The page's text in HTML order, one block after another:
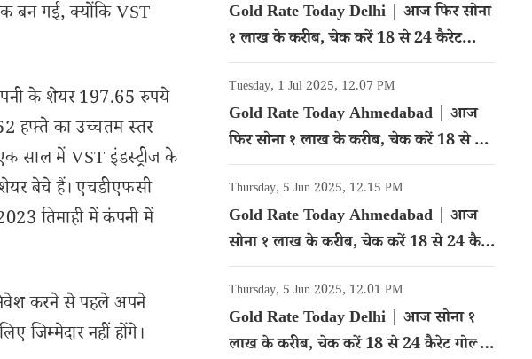
बन गई, क्योंकि VST
के शेयर 197.65 रुपये
हफ्ते का उच्चतम स्तर
साल में VST इंडस्ट्रीज के
बेचे हैं। एचडीएफसी
तिमाही में कंपनी में
करने से पहले अपने
जिम्मेदार नहीं होंगे।
Gold Rate Today Delhi | आज फिर सोना
१ लाख के करीब, चेक करें 18 से 24 कैरेट
गोल्ड का रेट
Tuesday, 1 Jul 2025, 12.07 PM
Gold Rate Today Ahmedabad | आज
फिर सोना १ लाख के करीब, चेक करें 18 से 24
कैरेट गोल्ड का रेट
Thursday, 5 Jun 2025, 12.15 PM
Gold Rate Today Ahmedabad | आज
सोना १ लाख के करीब, चेक करें 18 से 24 कैरेट
गोल्ड का रेट
Thursday, 5 Jun 2025, 12.01 PM
Gold Rate Today Delhi | आज सोना १
लाख के करीब, चेक करें 18 से 24 कैरेट गोल्ड